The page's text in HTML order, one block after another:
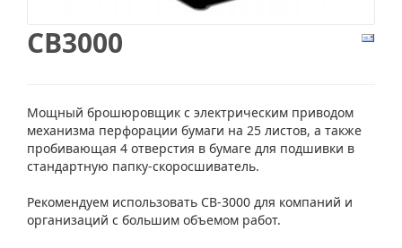
CB3000
Мощный брошюровщик с электрическим приводом
механизма перфорации бумаги на 25 листов, а также
пробивающая 4 отверстия в бумаге для подшивки в
стандартную папку-скоросшиватель.
Рекомендуем использовать CB-3000 для компаний и
организаций с большим объемом работ.